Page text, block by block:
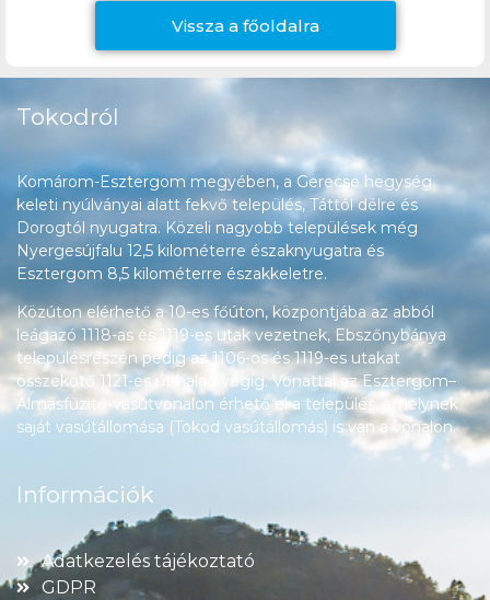
Vissza a főoldalra
Tokodról
Komárom-Esztergom megyében, a Gerecse hegység
keleti nyúlványai alatt fekvő település, Táttól délre és
Dorogtól nyugatra. Közeli nagyobb települések még
Nyergesújfalu 12,5 kilométerre északnyugatra és
Esztergom 8,5 kilométerre északkeletre.
Közúton elérhető a 10-es főúton, központjába az abból
leágazó 1118-as és 1119-es utak vezetnek, Ebszőnybánya
településrészén pedig az 1106-os és 1119-es utakat
összekötő 1121-es út halad végig. Vonattal az Esztergom–
Almásfüzitő-vasútvonalon érhető el a település, amelynek
saját vasútállomása (Tokod vasútállomás) is van a vonalon.
Információk
Adatkezelés tájékoztató
GDPR